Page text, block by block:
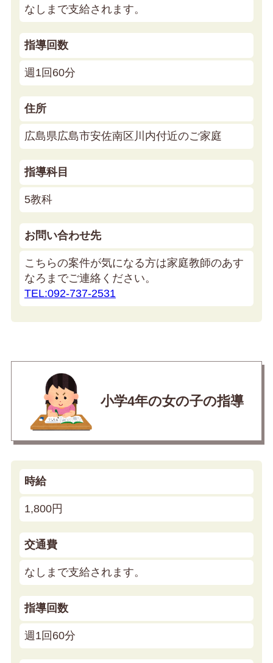
なしまで支給されます。
指導回数
週1回60分
住所
広島県広島市安佐南区川内付近のご家庭
指導科目
5教科
お問い合わせ先
こちらの案件が気になる方は家庭教師のあす
なろまでご連絡ください。
TEL:092-737-2531
小学4年の女の子の指導
時給
1,800円
交通費
なしまで支給されます。
指導回数
週1回60分